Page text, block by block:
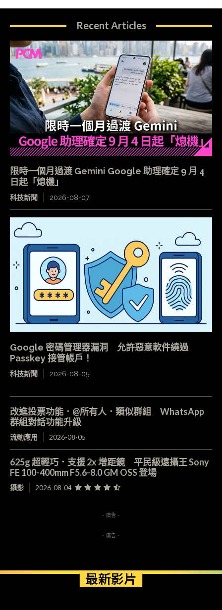
Recent Articles
限時一個月過渡 Gemini Google 助理確定 9 月 4
日起「熄機」
科技新聞 2026-08-07
Google 密碼管理器漏洞 允許惡意軟件繞過
Passkey 接管帳戶！
科技新聞 2026-08-05
改進投票功能．@所有人．類似群組 WhatsApp
群組對話功能升級
流動應用 2026-08-05
625g 超輕巧．支援 2x 增距鏡 平民級遠攝王 Sony
FE 100-400mm F5.6-8.0 GM OSS 登場
攝影 2026-08-04
- 廣告 -
- 廣告 -
最新影片